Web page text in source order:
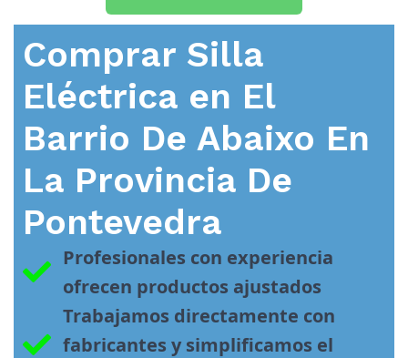
Comprar Silla
Eléctrica en El
Barrio De Abaixo En
La Provincia De
Pontevedra
Profesionales con experiencia
ofrecen productos ajustados
Trabajamos directamente con
fabricantes y simplificamos el